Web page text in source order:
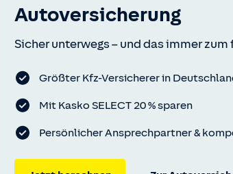
Autoversicherung
Sicher unterwegs – und das immer zum
Größter Kfz-Versicherer in
Mit Kasko SELECT 20 % sparen
Persönlicher Ansprechpartner &